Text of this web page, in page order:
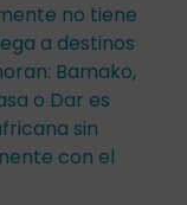
no tiene
a destinos
Bamako,
o Dar es
sin
con el